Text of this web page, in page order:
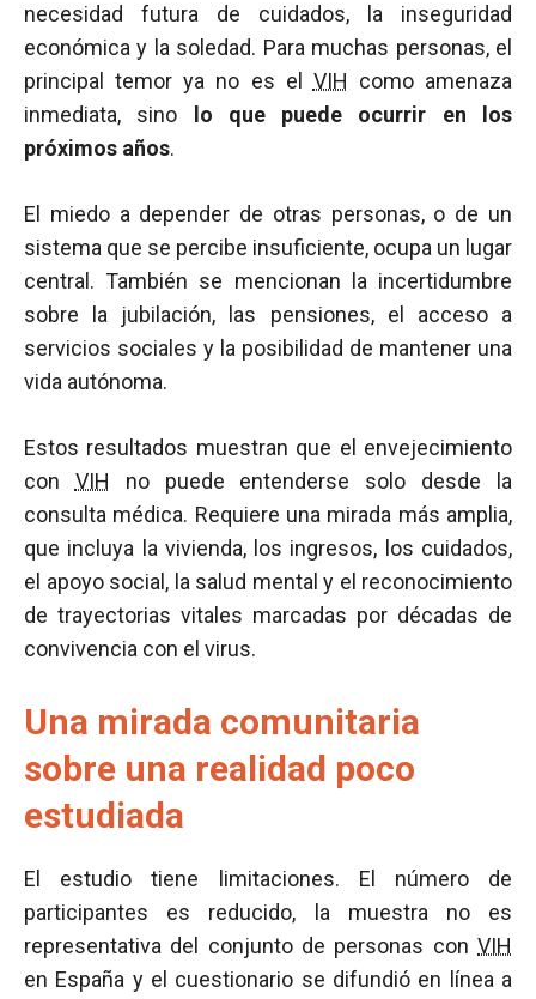
necesidad futura de cuidados, la inseguridad
económica y la soledad. Para muchas personas, el
principal temor ya no es el VIH como amenaza
inmediata, sino
lo que puede ocurrir en los
próximos años.
El miedo a depender de otras personas, o de un
sistema que se percibe insuficiente, ocupa un lugar
central. También se mencionan la incertidumbre
sobre la jubilación, las pensiones, el acceso a
servicios sociales y la posibilidad de mantener una
vida autónoma.
Estos resultados muestran que el envejecimiento
con VIH no puede entenderse solo desde la
consulta médica. Requiere una mirada más amplia,
que incluya la vivienda, los ingresos, los cuidados,
el apoyo social, la salud mental y el reconocimiento
de trayectorias vitales marcadas por décadas de
convivencia con el virus.
Una mirada comunitaria
sobre una realidad poco
estudiada
El estudio tiene limitaciones. El número de
participantes es reducido, la muestra no es
representativa del conjunto de personas con VIH
en España y el cuestionario se difundió en línea a